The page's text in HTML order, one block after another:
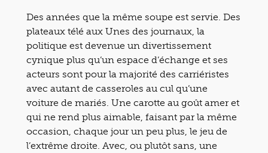
Des années que la même soupe est servie. Des
plateaux télé aux Unes des journaux, la
politique est devenue un divertissement
cynique plus qu’un espace d’échange et ses
acteurs sont pour la majorité des carriéristes
avec autant de casseroles au cul qu’une
voiture de mariés. Une carotte au goût amer et
qui ne rend plus aimable, faisant par la même
occasion, chaque jour un peu plus, le jeu de
l’extrême droite. Avec, ou plutôt sans, une